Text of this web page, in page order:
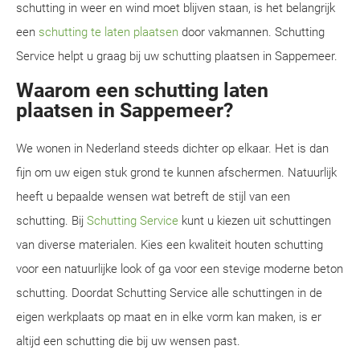
schutting in weer en wind moet blijven staan, is het belangrijk
een schutting te laten plaatsen door vakmannen. Schutting
Service helpt u graag bij uw schutting plaatsen in Sappemeer.
Waarom een schutting laten
plaatsen in Sappemeer?
We wonen in Nederland steeds dichter op elkaar. Het is dan
fijn om uw eigen stuk grond te kunnen afschermen. Natuurlijk
heeft u bepaalde wensen wat betreft de stijl van een
schutting. Bij Schutting Service kunt u kiezen uit schuttingen
van diverse materialen. Kies een kwaliteit houten schutting
voor een natuurlijke look of ga voor een stevige moderne beton
schutting. Doordat Schutting Service alle schuttingen in de
eigen werkplaats op maat en in elke vorm kan maken, is er
altijd een schutting die bij uw wensen past.